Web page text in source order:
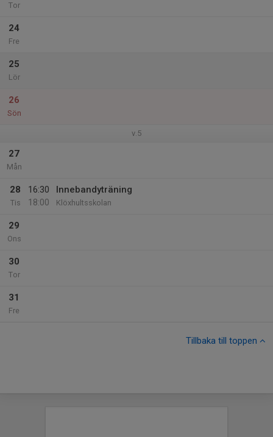
Tor
24
Fre
25
Lör
26
Sön
v.5
27
Mån
28
Tis
16:30
18:00
Innebandyträning
Klöxhultsskolan
29
Ons
30
Tor
31
Fre
Tillbaka till toppen